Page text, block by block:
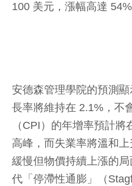
100 美元，漲幅高達 54%
安德森管理學院的預測
長率將維持在 2.1%，不
（CPI）的年增率預計
高峰，而失業率將溫和
緩慢但物價持續上漲的
代「停滯性通膨」（